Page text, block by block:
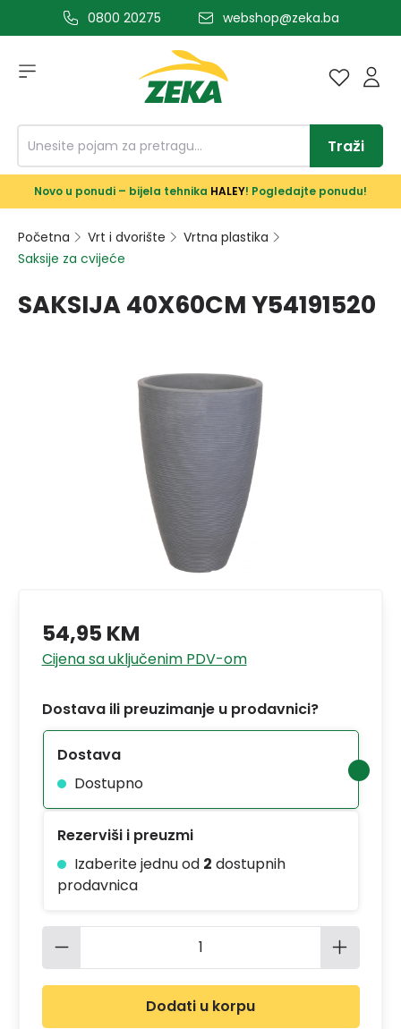
glavni sadržaj0800 20275 webshop@zeka.ba
Traži
Novo u ponudi – bijela tehnika HALEY! Pogledajte ponudu!
Početna Vrt i dvorište
Vrtna plastika
Saksije za cvijeće
SAKSIJA 40X60CM Y54191520
54,95 KM
Cijena sa uključenim PDV-om
Dostava ili preuzimanje u prodavnici?
Dostava
Dostupno
Rezerviši i preuzmi
Izaberite jednu od 2 dostupnih
prodavnica
Količina proizvoda: Unesite
Dodati u korpu